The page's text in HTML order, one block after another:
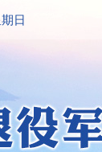
日